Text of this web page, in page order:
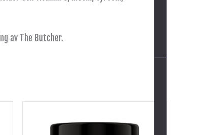
av The Butcher.